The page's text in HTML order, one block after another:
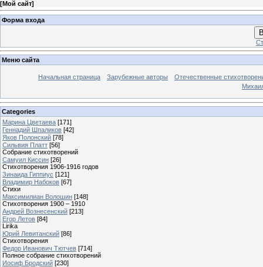
[Мой сайт]
Форма входа
Меню сайта
Начальная страница Зарубежные авторы
Отечественные
Categories
Марина Цветаева [171]
Геннадий Шпаликов [42]
Яков Полонский [78]
Сильвия Платт [56]
Собрание стихотворений
Самуил Киссин [26]
Стихотворения 1906-1916 годов
Зинаида Гиппиус [121]
Владимир Набоков [67]
Стихи
Максимилиан Волошин [148]
Стихотворения 1900 – 1910
Андрей Вознесенский [213]
Егор Летов [84]
Lirika
Юрий Левитанский [86]
Стихотворения
Федор Иванович Тютчев [714]
Полное собрание стихотворений
Иосиф Бродский [230]